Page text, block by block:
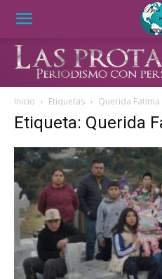
Inicio Etiquetas Querida Fatima
Etiqueta: Querida